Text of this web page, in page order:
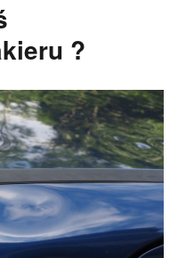
?